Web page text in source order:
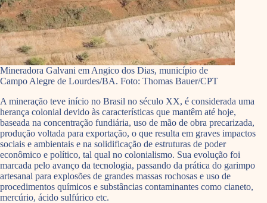
Mineradora Galvani em Angico dos Dias, município de
Campo Alegre de Lourdes/BA. Foto: Thomas Bauer/CPT
A mineração teve início no Brasil no século XX, é considerada uma
herança colonial devido às características que mantêm até hoje,
baseada na concentração fundiária, uso de mão de obra precarizada,
produção voltada para exportação, o que resulta em graves impactos
sociais e ambientais e na solidificação de estruturas de poder
econômico e político, tal qual no colonialismo. Sua evolução foi
marcada pelo avanço da tecnologia, passando da prática do garimpo
artesanal para explosões de grandes massas rochosas e uso de
procedimentos químicos e substâncias contaminantes como cianeto,
mercúrio, ácido sulfúrico etc.